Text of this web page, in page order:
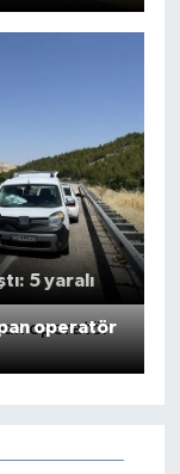
5 yaralı
operatör